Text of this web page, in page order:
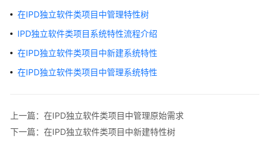
介
计
费
说
快
速
在IPD独立软件类项目中管理特性树
IPD独立软件类项目系统特性流程介绍
在IPD独立软件类项目中新建系统特性
在IPD独立软件类项目中管理系统特性
上一篇：在IPD独立软件类项目中管理原始需求
下一篇：在IPD独立软件类项目中新建特性树